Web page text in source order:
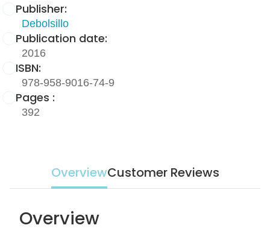
Publisher:
Debolsillo
Publication date:
2016
ISBN:
978-958-9016-74-9
Pages :
392
OverviewCustomer Reviews
Overview